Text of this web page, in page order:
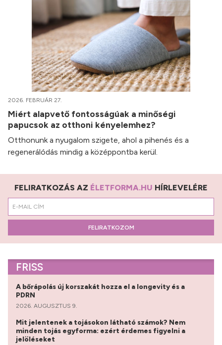
2026. FEBRUÁR 27.
Miért alapvető fontosságúak a minőségi
papucsok az otthoni kényelemhez?
Otthonunk a nyugalom szigete, ahol a pihenés és a
regenerálódás mindig a középpontba kerül.
FELIRATKOZÁS AZ ÉLETFORMA.HU HÍRLEVELÉRE
FELIRATKOZOM
FRISS
A bőrápolás új korszakát hozza el a longevity és a
PDRN
2026. AUGUSZTUS 9.
Mit jelentenek a tojásokon látható számok? Nem
minden tojás egyforma: ezért érdemes figyelni a
jelöléseket